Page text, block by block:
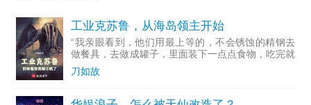
工业克苏鲁，从海岛领主开始
“我亲眼看到，他们用最上等的，不会锈蚀的精钢去
做餐具，去做成罐子，里面装下一点点食物，吃完就
随手扔掉...
刀如故